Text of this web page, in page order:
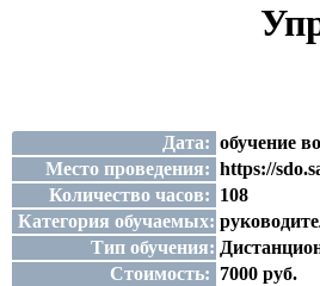
Дата: обучение
Место проведения: https://
Количество часов: 108
Категория обучаемых:
Тип обучения:
Стоимость: 7000 руб.